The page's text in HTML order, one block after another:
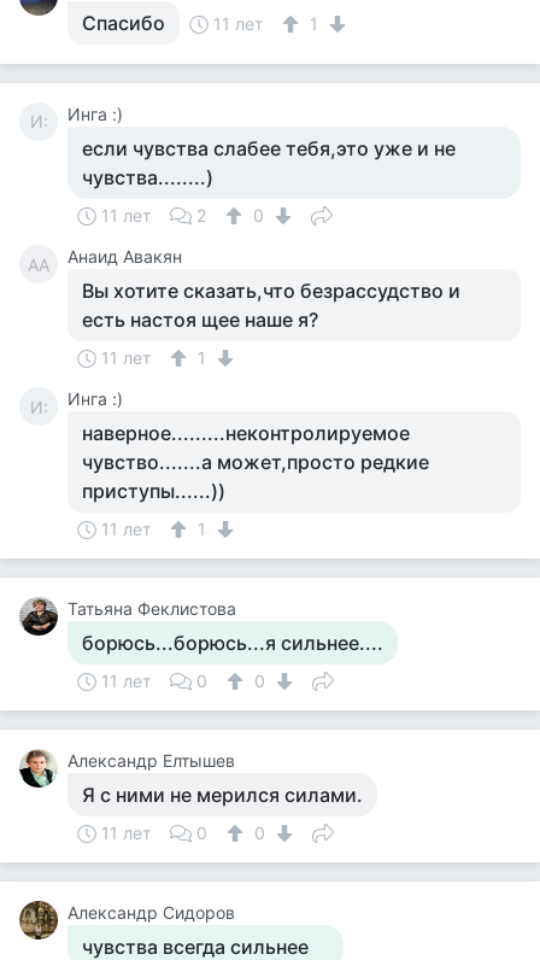
Спасибо 11 лет 1
И: Инга :)
если чувства слабее тебя,это уже и не
чувства........)
11 лет 2 0
АА Анаид Авакян
Вы хотите сказать,что безрассудство и
есть настоя щее наше я?
11 лет 1
И: Инга :)
наверное.........неконтролируемое
чувство.......а может,просто редкие
приступы......))
11 лет 1
Татьяна Феклистова
борюсь...борюсь...я сильнее....
11 лет 0 0
Александр Елтышев
Я с ними не мерился силами.
11 лет 0 0
Александр Сидоров
чувства всегда сильнее